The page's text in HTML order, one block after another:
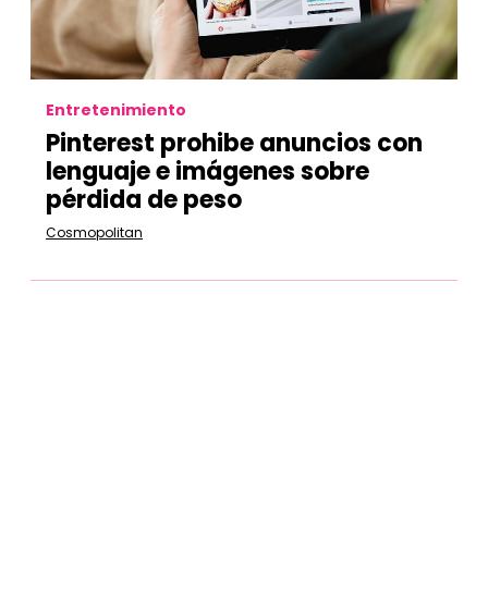
Entretenimiento
Pinterest prohibe anuncios con
lenguaje e imágenes sobre
pérdida de peso
Cosmopolitan